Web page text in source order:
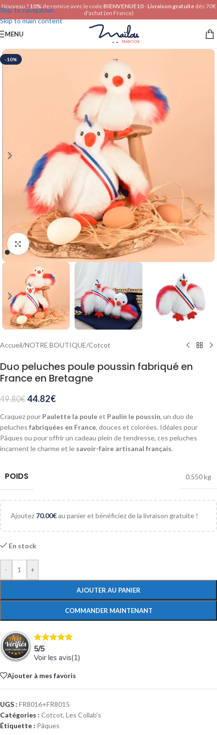
Skip to navigation
Skip to main content
Nouveau ? 10% de remise avec le code BIENVENUE10- Livraison gratuitedès 70€
d'achat (en France)
MENU
-10%
Agrandir
Accueil/NOTRE BOUTIQUE/Cotcot
Duo peluches poule poussin fabriqué en
France en Bretagne
49.80€ 44.82€
Craquez pour Paulette la pouleet Paulin le poussin, un duo de
peluches fabriquées en France, douces et colorées. Idéales pour
Pâques ou pour offrir un cadeau plein de tendresse, ces peluches
incarnent le charme et le savoir-faire artisanal français.
POIDS 0.550 kg
Ajoutez 70.00€au panier et bénéficiez de la livraison gratuite !
En stock
- +
AJOUTER AU PANIER
COMMANDER MAINTENANT
5/5
Voir les avis(1)
Ajouter à mes favoris
UGS : FR8016+FR8015
Catégories : Cotcot, Les Collab's
Étiquette : Pâques